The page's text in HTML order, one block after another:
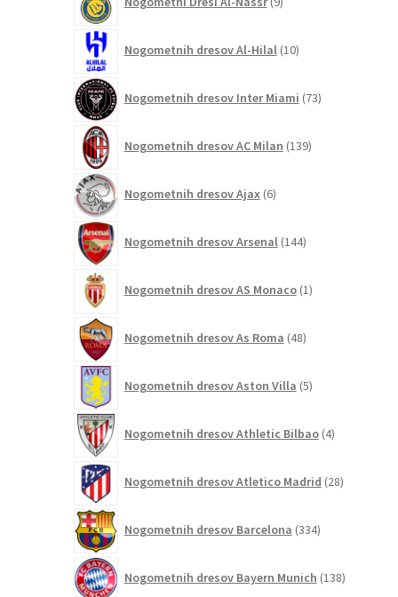
izdelkov
Nogometnih dresov Al-Hilal 10izdelkov
Nogometnih dresov Inter Miami 73izdelkov
Nogometnih dresov AC Milan 139izdelkov
Nogometnih dresov Ajax 6izdelkov
Nogometnih dresov Arsenal 144izdelkov
Nogometnih dresov AS Monaco 1izdelek
Nogometnih dresov As Roma 48izdelkov
Nogometnih dresov Aston Villa 5izdelkov
Nogometnih dresov Athletic Bilbao 4izdelki
Nogometnih dresov Atletico Madrid 28izdelkov
Nogometnih dresov Barcelona 334izdelkov
Nogometnih dresov Bayern Munich 138izdelkov